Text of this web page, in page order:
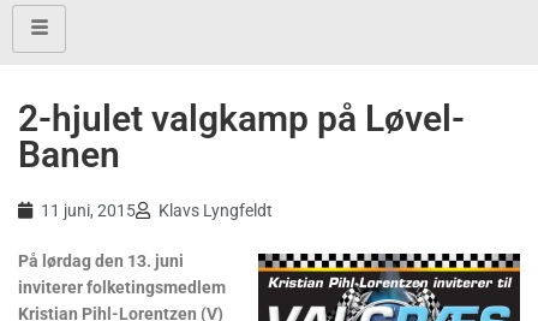
2-hjulet valgkamp på Løvel-
Banen
11 juni, 2015 Klavs Lyngfeldt
På lørdag den 13. juni
inviterer folketingsmedlem
Kristian Pihl-Lorentzen (V)